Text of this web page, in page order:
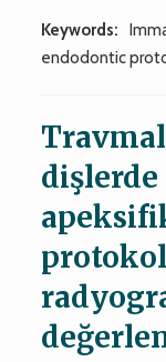
Keywords:
endodontic